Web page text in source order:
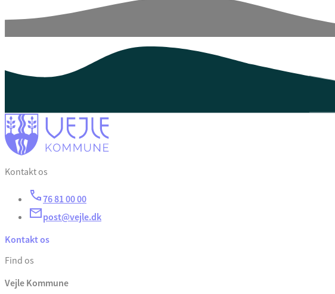
Kontakt os
76 81 00 00
post@vejle.dk
Kontakt os
Find os
Vejle Kommune